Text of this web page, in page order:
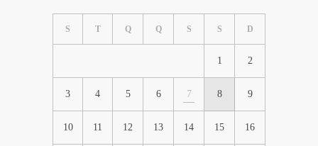
S T Q Q S S D
1 2
3 4 5 6 7 8 9
10 11 12 13 14 15 16